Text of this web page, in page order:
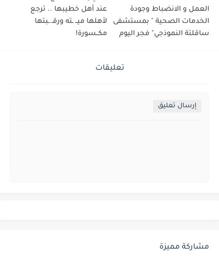
العمل و الانضباط وجودة
الخدمات الصحية " بمستشفى
ساقلتة النموذجي" فجر اليوم
عند أهل خطيبها .. ترجع
لأهلها ميــ ـته ورقـ.ـبتها
مكــسورة!
تعليقات
إرسال تعليق
مشاركة مميزة